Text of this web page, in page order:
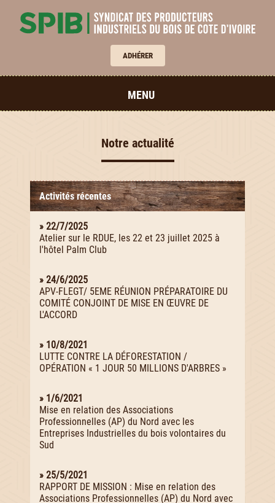
ADHÉRER
MENU
Notre actualité
Activités récentes
» 22/7/2025
Atelier sur le RDUE, les 22 et 23 juillet 2025 à
l'hôtel Palm Club
» 24/6/2025
APV-FLEGT/ 5EME RÉUNION PRÉPARATOIRE DU
COMITÉ CONJOINT DE MISE EN ŒUVRE DE
L'ACCORD
» 10/8/2021
LUTTE CONTRE LA DÉFORESTATION /
OPÉRATION « 1 JOUR 50 MILLIONS D'ARBRES »
» 1/6/2021
Mise en relation des Associations
Professionnelles (AP) du Nord avec les
Entreprises Industrielles du bois volontaires du
Sud
» 25/5/2021
RAPPORT DE MISSION : Mise en relation des
Associations Professionnelles (AP) du Nord avec